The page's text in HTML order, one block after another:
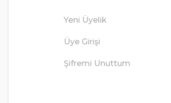
Yeni Üyelik
Üye Girişi
Şifremi Unuttum